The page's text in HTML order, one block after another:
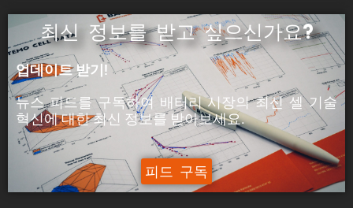
최신 정보를 받고 싶으신가요?
업데이트 받기!
뉴스 피드를 구독하여 배터리 시장의최신 셀 기술
혁신에대한최신 정보를 받아보세요.
피드 구독